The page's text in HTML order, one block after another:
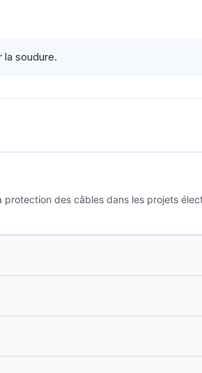
la soudure.
des câbles dans les projets